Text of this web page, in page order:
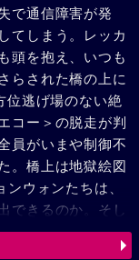
で通信障害が発
てしまう。レッカ
頭を抱え、いつも
らされた橋の上に
位逃げ場のない絶
コー＞の脱走が判
員がいまや制御不
。橋上は地獄絵図
ウォンたちは、
できるのか。そし
レンス」と